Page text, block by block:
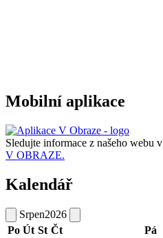
Mobilní aplikace
Sledujte informace z našeho webu v
V OBRAZE.
Kalendář
Srpen2026
Po Út St Čt Pá